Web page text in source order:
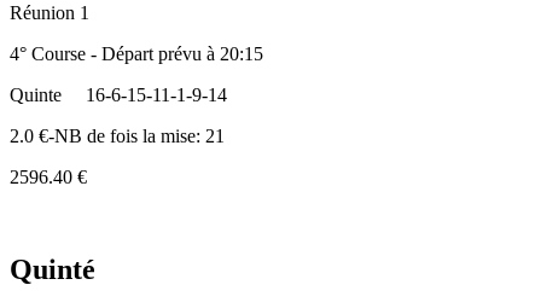
Réunion 1
4° Course - Départ prévu à 20:15
Quinte
16-6-15-11-1-9-14
2.0 €-NB de fois la mise: 21
2596.40 €
Quinté